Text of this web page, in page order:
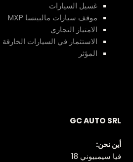
غسيل السيارات
موقف سيارات مالبينسا MXP
الامتياز التجاري
الاستثمار في السيارات الخارقة
المؤثر
GC AUTO SRL
أين نحن:
فيا سيمبيوني 18